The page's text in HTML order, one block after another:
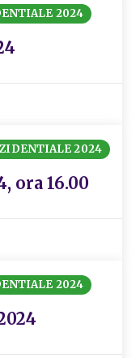
2024
2024
ora 16.00
2024